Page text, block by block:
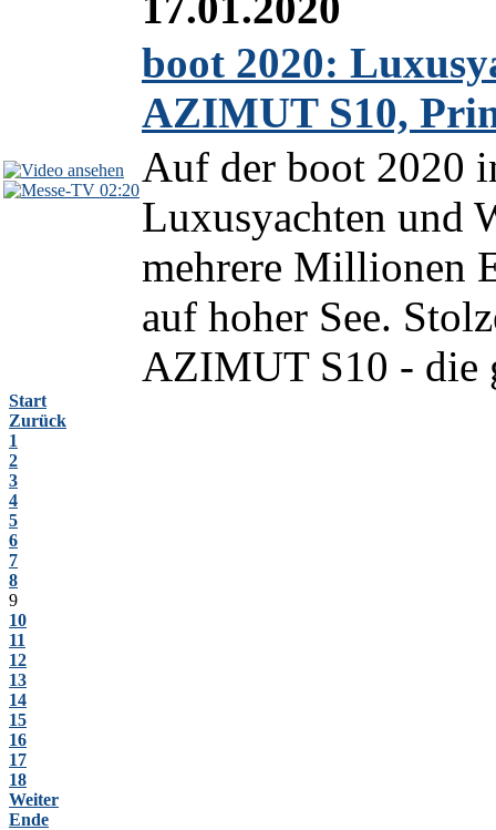
02:20
boot 2020:
AZIMUT S10,
Auf der boot 2020
Luxusyachten und
mehrere Millionen
auf hoher See.
AZIMUT S10 - die
Start
Zurück
1
2
3
4
5
6
7
8
9
10
11
12
13
14
15
16
17
18
Weiter
Ende